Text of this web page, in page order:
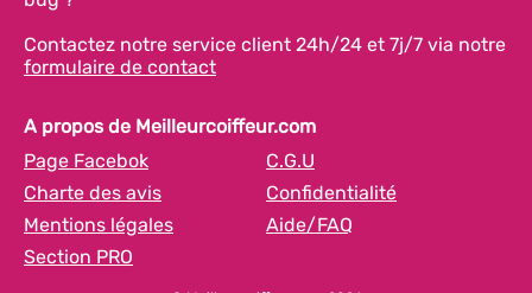
Contactez notre service client 24h/24 et 7j/7 via notre
formulaire de contact
A propos de Meilleurcoiffeur.com
Page Facebok
C.G.U
Charte des avis
Confidentialité
Mentions légales
Aide/FAQ
Section PRO